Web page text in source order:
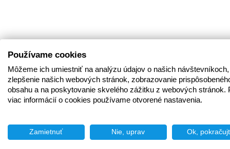
Používame cookies
Môžeme ich umiestniť na analýzu údajov o našich
zlepšenie našich webových stránok, zobrazovanie
obsahu a na poskytovanie skvelého zážitku z webových stránok.
viac informácií o cookies používame otvorené nastavenia.
Zamietnuť Nie, uprav Ok,